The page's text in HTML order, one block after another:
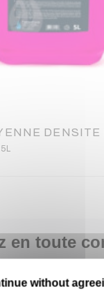
en toute
without